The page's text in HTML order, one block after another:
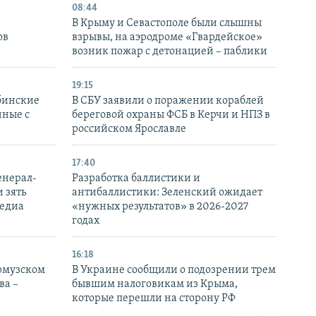
08:44
В Крыму и Севастополе были слышны
взрывы, на аэродроме «Гвардейское»
возник пожар с детонацией – паблики
с
19:15
В СБУ заявили о поражении кораблей
береговой охраны ФСБ в Керчи и НПЗ в
российском Ярославле
17:40
Разработка баллистики и
антибаллистики: Зеленский ожидает
«нужных результатов» в 2026-2027
годах
–
16:18
В Украине сообщили о подозрении трем
бывшим налоговикам из Крыма,
которые перешли на сторону РФ